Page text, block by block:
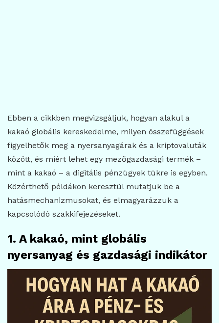
Ebben a cikkben megvizsgáljuk, hogyan alakul a
kakaó globális kereskedelme, milyen összefüggések
figyelhetők meg a nyersanyagárak és a kriptovaluták
között, és miért lehet egy mezőgazdasági termék –
mint a kakaó – a digitális pénzügyek tükre is egyben.
Közérthető példákon keresztül mutatjuk be a
hatásmechanizmusokat, és elmagyarázzuk a
kapcsolódó szakkifejezéseket.
1. A kakaó, mint globális
nyersanyag és gazdasági indikátor